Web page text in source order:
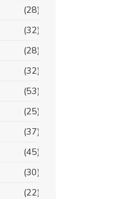
(28)
(32)
(28)
(32)
(53)
(25)
(37)
(45)
(30)
(22)